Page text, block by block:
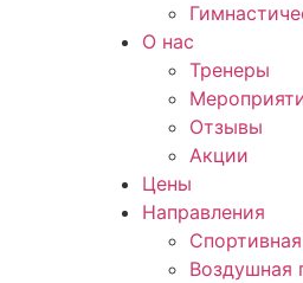
О нас
Тренеры
Отзывы
Акции
Цены
Направления
Воздушная